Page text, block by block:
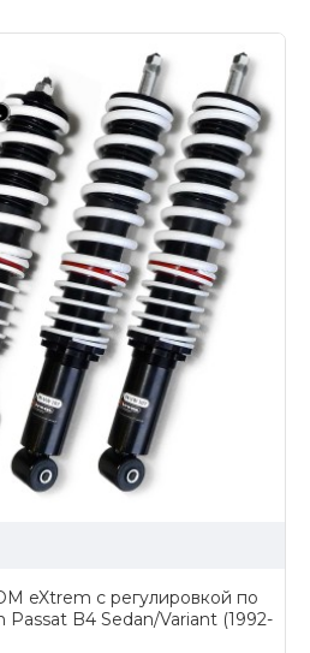
eXtrem c регулировкой по
Passat B4 Sedan/Variant (1992-